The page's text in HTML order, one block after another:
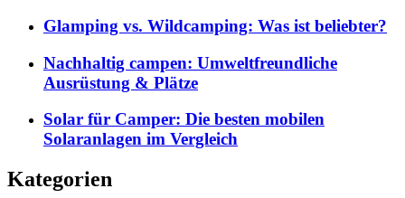
Glamping vs. Wildcamping: Was ist beliebter?
Nachhaltig campen: Umweltfreundliche
Ausrüstung & Plätze
Solar für Camper: Die besten mobilen
Solaranlagen im Vergleich
Kategorien